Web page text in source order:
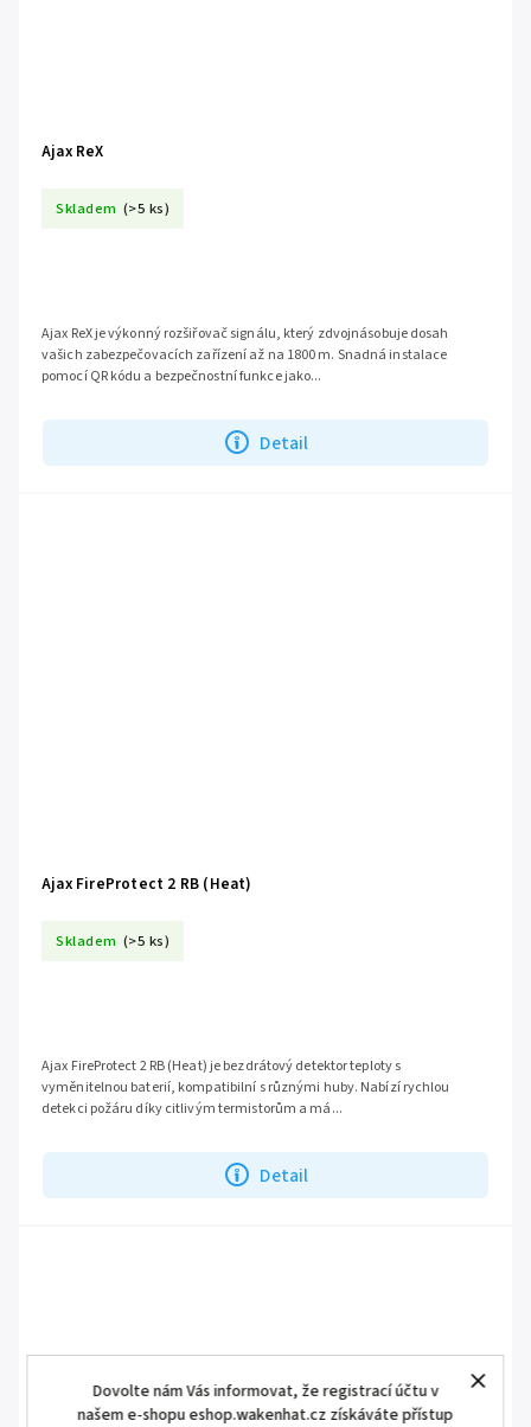
Dovolte nám Vás informovat, že registrací účtu v
našem e-shopu eshop.wakenhat.cz získáváte přístup
Ajax ReX
Skladem (>5 ks)
Detail
Ajax ReX je výkonný rozšiřovač signálu, který zdvojnásobuje dosah
vašich zabezpečovacích zařízení až na 1800 m. Snadná instalace
pomocí QR kódu a bezpečnostní funkce jako...
Ajax FireProtect 2 RB (Heat)
Skladem (>5 ks)
Detail
Ajax FireProtect 2 RB (Heat) je bezdrátový detektor teploty s
vyměnitelnou baterií, kompatibilní s různými huby. Nabízí rychlou
detekci požáru díky citlivým termistorům a má...